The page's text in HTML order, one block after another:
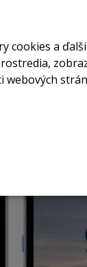
cookies a
webových